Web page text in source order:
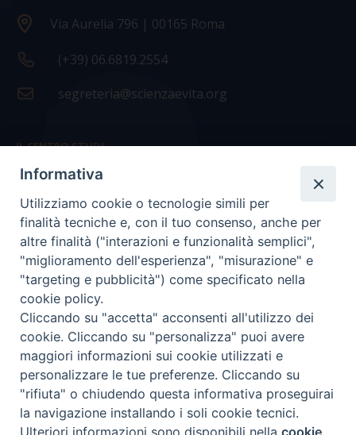
Via Aurelia 796 | 00165 Roma
(+39) 06.6819.2554
segreteria@scienzaevita.org
IL CENTRO STUDI
La nostra storia
Statuto
Presidenza e ufficio presidenza
Consiglio scientifico
Coordinamento nazionale
COPYRIGHT Scienza & Vita - C.F96600690588- Tutti i
diritti -Privacy- Credits
Informativa
Utilizziamo cookie o tecnologie simili per
finalità tecniche e, con il tuo consenso, anche per
altre finalità ("interazioni e funzionalità semplici",
"miglioramento dell'esperienza", "misurazione" e
"targeting e pubblicità") come specificato nella
cookie policy.
Cliccando su "accetta" acconsenti all'utilizzo dei
cookie. Cliccando su "personalizza" puoi avere
maggiori informazioni sui cookie utilizzati e
personalizzare le tue preferenze. Cliccando su
"rifiuta" o chiudendo questa informativa proseguirai
la navigazione installando i soli cookie tecnici.